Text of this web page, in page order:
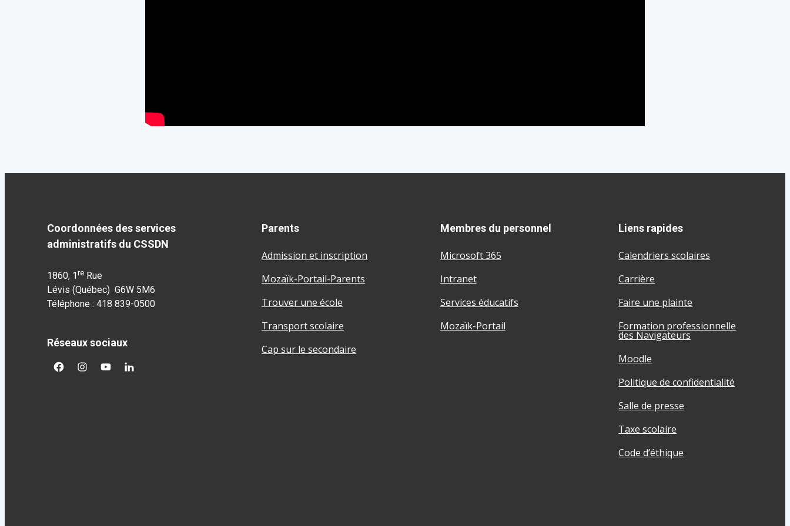
Coordonnées des services
administratifs du CSSDN
1860, 1 re Rue
Lévis (Québec) G6W 5M6
Téléphone : 418 839-0500
Réseaux sociaux
facebookgoogleplus
googleplusgoogleplus
Parents
Admission et inscription
Mozaïk-Portail-Parents
Trouver une école
Transport scolaire
Cap sur le secondaire
Membres du personnel
Microsoft 365
Intranet
Services éducatifs
Mozaïk-Portail
Liens rapides
Calendriers scolaires
Carrière
Faire une plainte
Formation professionnelle
des Navigateurs
Moodle
Politique de confidentialité
Salle de presse
Taxe scolaire
Code d’éthique